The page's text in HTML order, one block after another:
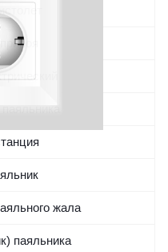
жала
паяльника